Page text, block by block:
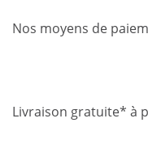
Nos moyens de
Livraison gratuite* à